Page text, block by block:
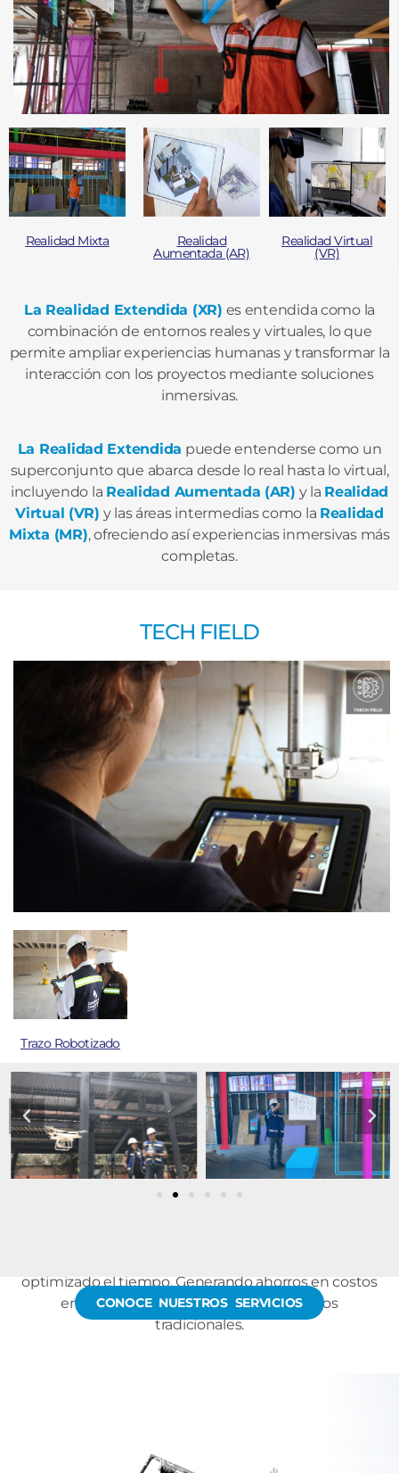
Realidad Mixta Realidad
Aumentada (AR)
Realidad Virtual
(VR)
La Realidad Extendida (XR) es entendida como la
combinación de entornos reales y virtuales, lo que
permite ampliar experiencias humanas y transformar la
interacción con los proyectos mediante soluciones
inmersivas.
La Realidad Extendida puede entenderse como un
superconjunto que abarca desde lo real hasta lo virtual,
incluyendo la Realidad Aumentada (AR) y la Realidad
Virtual (VR) y las áreas intermedias como la Realidad
Mixta (MR), ofreciendo así experiencias inmersivas más
completas.
Reconociendo la importancia de la precisión y
agilidad en el trazado, nivelación y captura de
información en obra, fue creado el servicio deLayout
en Campo.
optimizado el tiempo. Generando ahorros en costos
en comparación con los procedimientos
tradicionales.
TECH FIELD
Trazo Robotizado
CONOCE NUESTROS SERVICIOS
Nuestro equipo de profesionales está dispuesto para